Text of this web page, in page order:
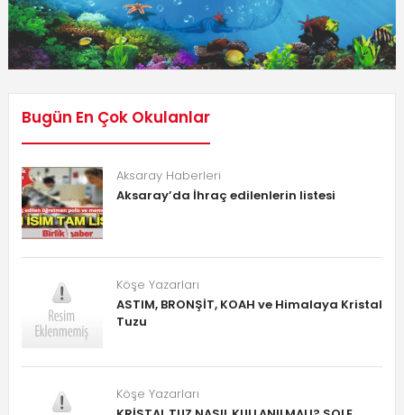
Bugün En Çok Okulanlar
Aksaray Haberleri
Aksaray’da İhraç edilenlerin listesi
Köşe Yazarları
ASTIM, BRONŞİT, KOAH ve Himalaya Kristal
Tuzu
Köşe Yazarları